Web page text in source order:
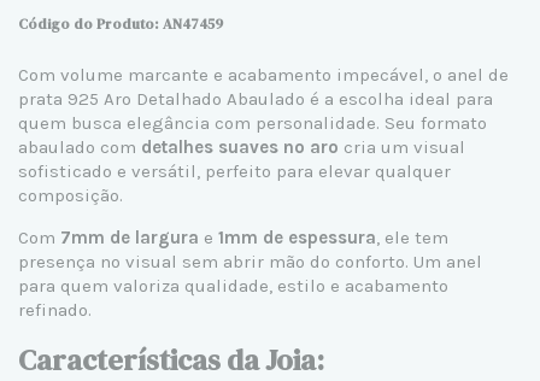
Código do Produto: AN47459
Com volume marcante e acabamento impecável, o anel de
prata 925 Aro Detalhado Abaulado é a escolha ideal para
quem busca elegância com personalidade. Seu formato
abaulado com detalhes suaves no aro cria um visual
sofisticado e versátil, perfeito para elevar qualquer
composição.
Com 7mm de largura e 1mm de espessura, ele tem
presença no visual sem abrir mão do conforto. Um anel
para quem valoriza qualidade, estilo e acabamento
refinado.
Características da Joia: